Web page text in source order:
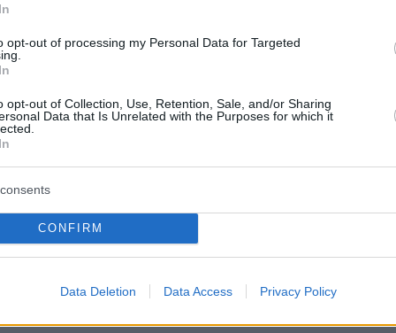
opt-out of processing my Personal Data for Targeted
opt-out of Collection, Use, Retention, Sale, and/or Sharing
Data that Is Unrelated with the Purposes for which it
CONFIRM
Data Deletion Data Access Privacy Policy
τα απαιτούμενα προσόντα
ΠΕ απαιτείται πτυχίο Αγωγής και
Πρώιμη Παιδική Ηλικία ΑΕΙ, καθώς και
Η/Υ σε επεξεργασία κειμένων,
φύλλα και υπηρεσίες διαδικτύου.
ΤΕ απαιτείται πτυχίο Βρεφονηπιοκομίας ή
Αγωγής ΤΕΙ ή ισότιμος τίτλος της
απαιτείται και γνώση πληροφορικής.